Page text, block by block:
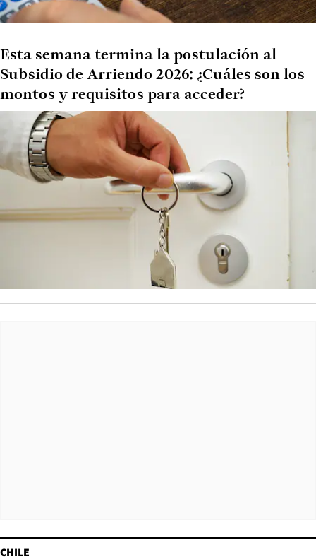
Esta semana termina la postulación al
Subsidio de Arriendo 2026: ¿Cuáles son los
montos y requisitos para acceder?
CHILE